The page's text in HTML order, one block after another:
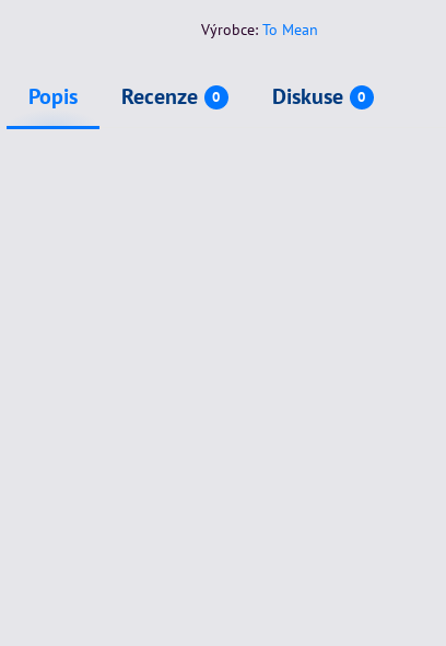
Výrobce: To Mean
Popis Recenze 0 Diskuse 0